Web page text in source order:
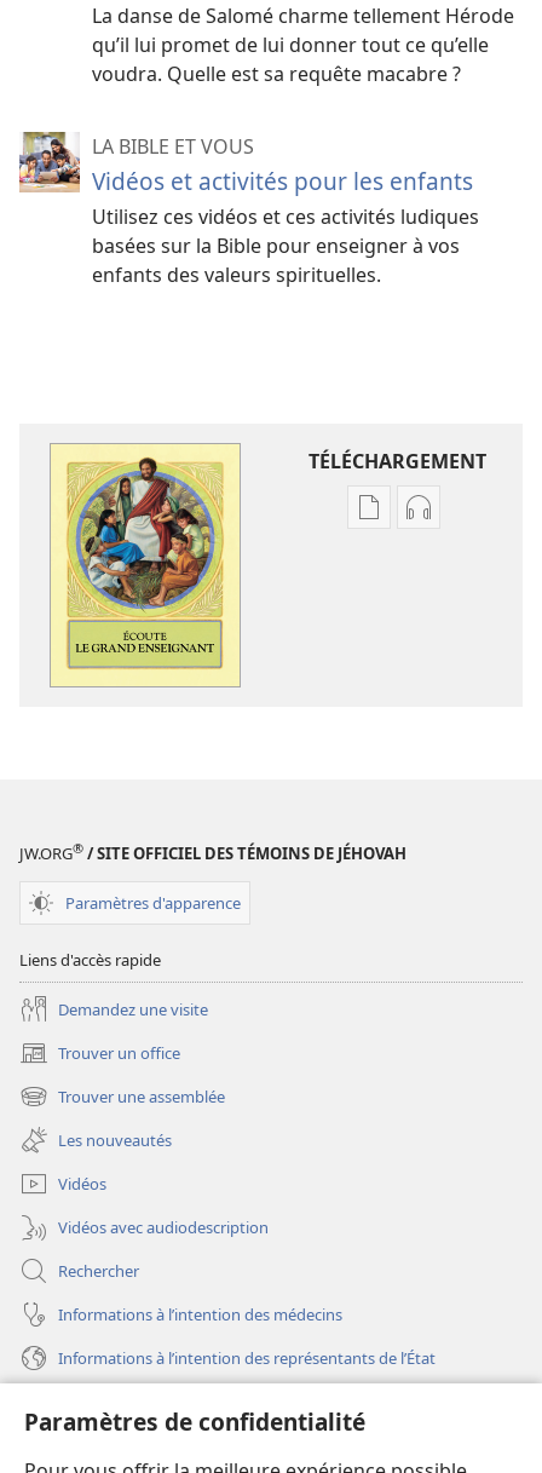
Paramètres de confidentialité
La danse de Salomé charme tellement Hérode
qu’il lui promet de lui donner tout ce qu’elle
voudra. Quelle est sa requête macabre ?
LA BIBLE ET VOUS
Vidéos et activités pour les enfants
Utilisez ces vidéos et ces activités ludiques
basées sur la Bible pour enseigner à vos
enfants des valeurs spirituelles.
TÉLÉCHARGEMENT
OptionsOptions
JW.ORG® / SITE OFFICIEL DES TÉMOINS DE JÉHOVAH
Paramètres d'apparence
Liens d'accès rapide
Demandez une visite
Trouver un office
(ouvre
une
nouvelle
fenêtre)
Trouver une assemblée
(ouvre
une
nouvelle
fenêtre)
Les nouveautés
Vidéos
Vidéos avec audiodescription
Rechercher
Informations à l’intention des médecins
Informations à l’intention des représentants de l’État